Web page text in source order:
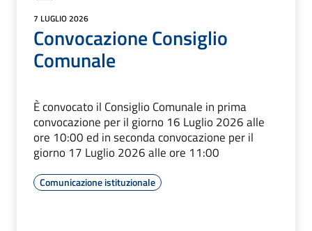
7 LUGLIO 2026
Convocazione Consiglio
Comunale
È convocato il Consiglio Comunale in prima
convocazione per il giorno 16 Luglio 2026 alle
ore 10:00 ed in seconda convocazione per il
giorno 17 Luglio 2026 alle ore 11:00
Comunicazione istituzionale